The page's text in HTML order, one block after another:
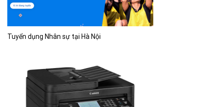
Tuyển dụng Nhân sự tại Hà Nội